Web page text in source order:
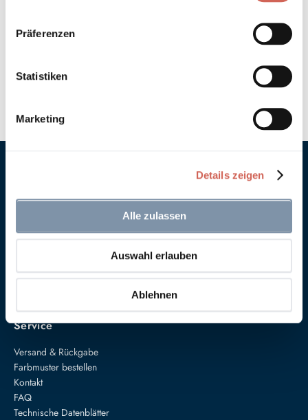
Präferenzen
Statistiken
Marketing
Details zeigen
Alle zulassen
Auswahl erlauben
Ablehnen
Technische Daten
Hinweis zur Farbtongenauigkeit
Anna von Mangoldt GmbH & Co. KG
34414 Warburg
farben@annavonmangoldt.com
Service
Versand & Rückgabe
Farbmuster bestellen
Kontakt
FAQ
Technische Datenblätter